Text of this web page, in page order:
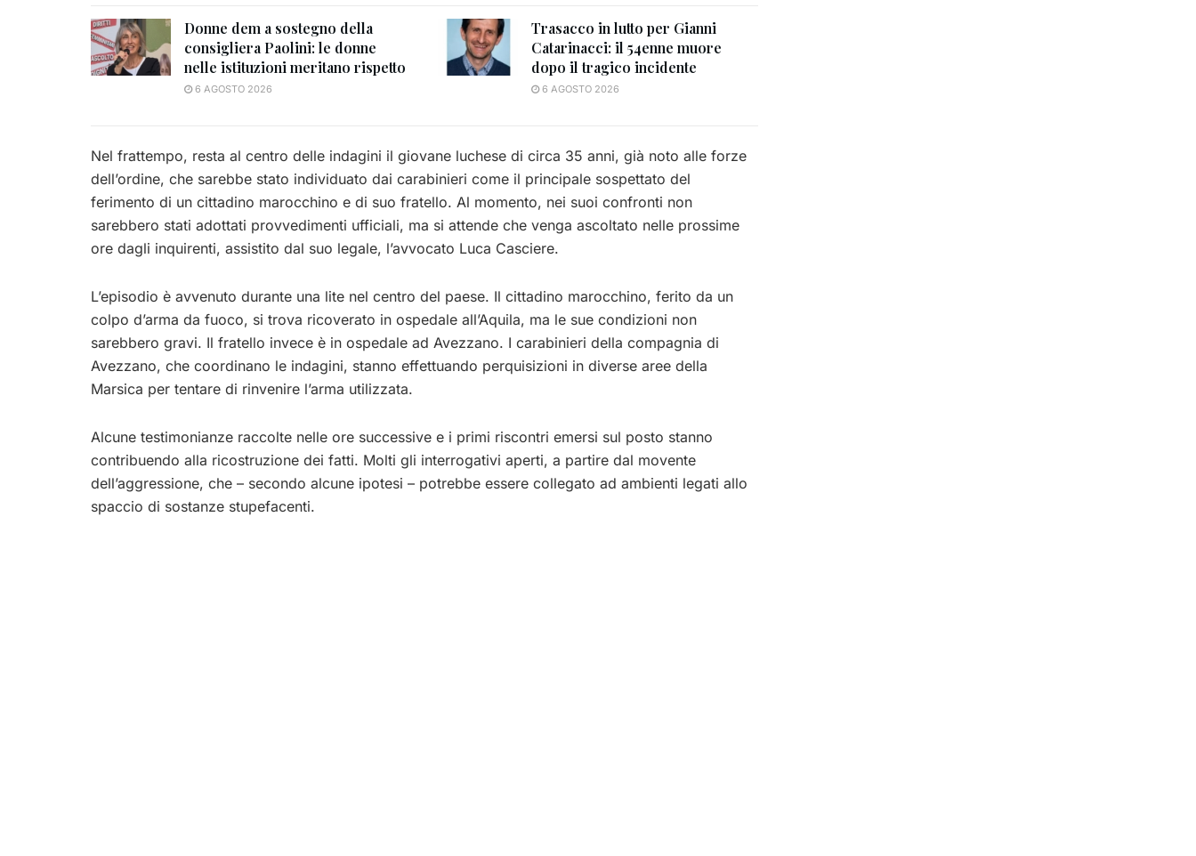
Donne dem a sostegno della
consigliera Paolini: le donne
nelle istituzioni meritano rispetto
6 AGOSTO 2026
Trasacco in lutto per Gianni
Catarinacci: il 54enne muore
dopo il tragico incidente
6 AGOSTO 2026
Nel frattempo, resta al centro delle indagini il giovane luchese di circa 35 anni, già noto alle forze
dell’ordine, che sarebbe stato individuato dai carabinieri come il principale sospettato del
ferimento di un cittadino marocchino e di suo fratello. Al momento, nei suoi confronti non
sarebbero stati adottati provvedimenti ufficiali, ma si attende che venga ascoltato nelle prossime
ore dagli inquirenti, assistito dal suo legale, l’avvocato Luca Casciere.
L’episodio è avvenuto durante una lite nel centro del paese. Il cittadino marocchino, ferito da un
colpo d’arma da fuoco, si trova ricoverato in ospedale all’Aquila, ma le sue condizioni non
sarebbero gravi. Il fratello invece è in ospedale ad Avezzano. I carabinieri della compagnia di
Avezzano, che coordinano le indagini, stanno effettuando perquisizioni in diverse aree della
Marsica per tentare di rinvenire l’arma utilizzata.
Alcune testimonianze raccolte nelle ore successive e i primi riscontri emersi sul posto stanno
contribuendo alla ricostruzione dei fatti. Molti gli interrogativi aperti, a partire dal movente
dell’aggressione, che – secondo alcune ipotesi – potrebbe essere collegato ad ambienti legati allo
spaccio di sostanze stupefacenti.